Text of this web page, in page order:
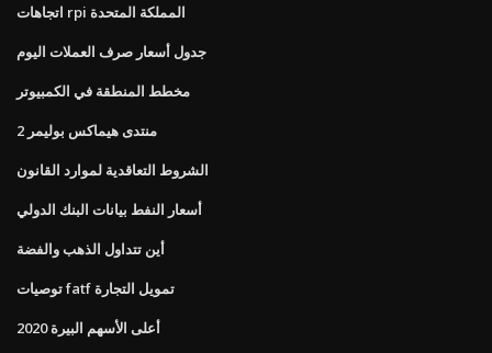
اتجاهات rpi المملكة المتحدة
جدول أسعار صرف العملات اليوم
مخطط المنطقة في الكمبيوتر
منتدى هيماكس بوليمر 2
الشروط التعاقدية لموارد القانون
أسعار النفط بيانات البنك الدولي
أين تتداول الذهب والفضة
توصيات fatf تمويل التجارة
أعلى الأسهم البيرة 2020